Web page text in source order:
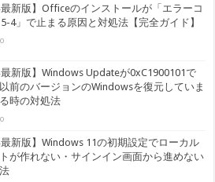
最新版】Officeのインストールが「エラーコ
4」で止まる原因と対処法【完全ガイド】
最新版】Windows Updateが0xC1900101で
前のバージョンのWindowsを復元していま
時の対処法
最新版】Windows 11の初期設定でローカル
が作れない・サインイン画面から進めない